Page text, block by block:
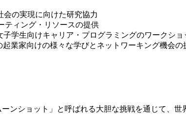
の実現に向けた研究協力
ティング・リソースの提供
学生向けキャリア・プログラミングのワークショ
業家向けの様々な学びとネットワーキング機会の
ンショット」と呼ばれる大胆な挑戦を通じて、